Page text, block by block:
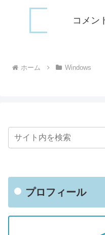
コメン
ホーム Windows
プロフィール